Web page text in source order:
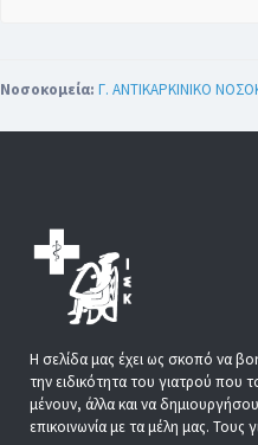
Νοσοκομεία: Γ. ΑΝΤΙΚΑΡΚΙΝΙΚΟ
Η σελίδα μας έχει ως σκοπό να
την ειδικότητα του γιατρού που
μένουν, άλλα και να
επικοινωνία με τα μέλη μας. Τους